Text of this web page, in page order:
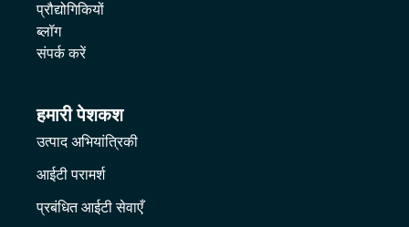
प्रौद्योगिकियों
ब्लॉग
संपर्क करें
हमारी पेशकश
उत्पाद अभियांत्रिकी
आईटी परामर्श
प्रबंधित आईटी सेवाएँ